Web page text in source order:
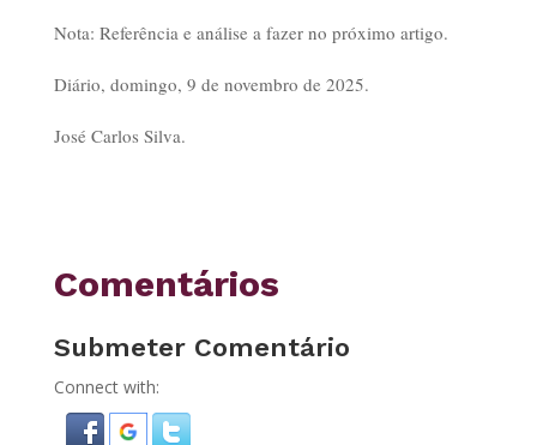
Nota: Referência e análise a fazer no próximo artigo.
Diário, domingo, 9 de novembro de 2025.
José Carlos Silva.
Comentários
Submeter Comentário
Connect with: